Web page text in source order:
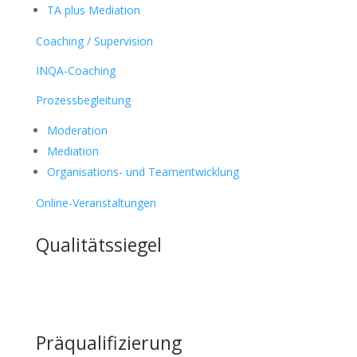
TA plus Mediation
Coaching / Supervision
INQA-Coaching
Prozessbegleitung
Moderation
Mediation
Organisations- und Teamentwicklung
Online-Veranstaltungen
Qualitätssiegel
Präqualifizierung